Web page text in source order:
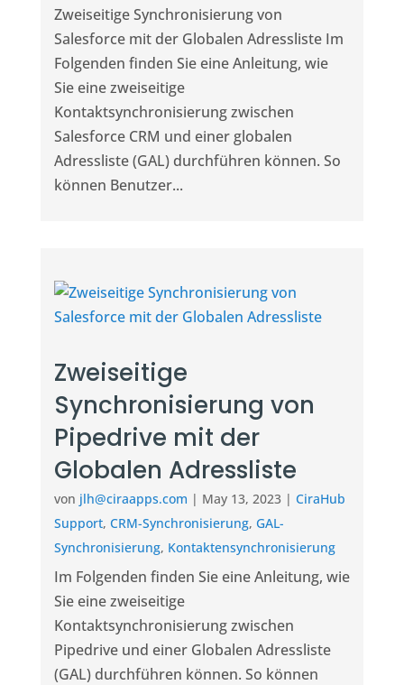
Zweiseitige Synchronisierung von
Salesforce mit der Globalen Adressliste Im
Folgenden finden Sie eine Anleitung, wie
Sie eine zweiseitige
Kontaktsynchronisierung zwischen
Salesforce CRM und einer globalen
Adressliste (GAL) durchführen können. So
können Benutzer...
Zweiseitige
Synchronisierung von
Pipedrive mit der
Globalen Adressliste
von jlh@ciraapps.com | May 13, 2023| CiraHub
Support, CRM-Synchronisierung, GAL-
Synchronisierung, Kontaktensynchronisierung
Im Folgenden finden Sie eine Anleitung, wie
Sie eine zweiseitige
Kontaktsynchronisierung zwischen
Pipedrive und einer Globalen Adressliste
(GAL) durchführen können. So können